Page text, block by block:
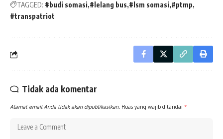
TAGGED: #budi somasi #lelang bus #lsm somasi #ptmp
#transpatriot
Tidak ada komentar
Alamat email Anda tidak akan dipublikasikan. Ruas yang wajib ditandai *